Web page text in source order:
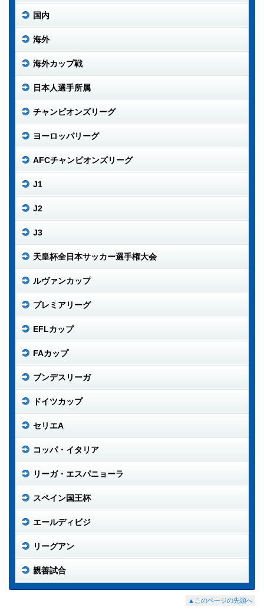
国内
海外
海外カップ戦
日本人選手所属
チャンピオンズリーグ
ヨーロッパリーグ
AFCチャンピオンズリーグ
J1
J2
J3
天皇杯全日本サッカー選手権大会
ルヴァンカップ
プレミアリーグ
EFLカップ
FAカップ
ブンデスリーガ
ドイツカップ
セリエA
コッパ・イタリア
リーガ・エスパニョーラ
スペイン国王杯
エールディビジ
リーグアン
親善試合
▲このページの先頭へ